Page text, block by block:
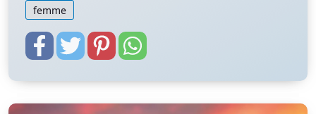
femme